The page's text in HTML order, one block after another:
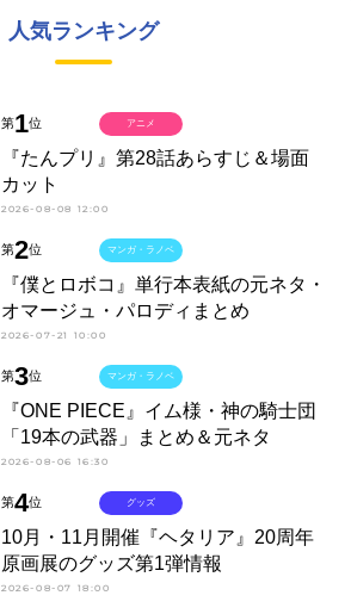
人気ランキング
第1位
『たんプリ』第28話あらすじ＆場面
カット
2026-08-08 12:00
アニメ
第2位
『僕とロボコ』単行本表紙の元ネタ・
オマージュ・パロディまとめ
2026-07-21 10:00
マンガ・ラノベ
第3位
『ONE PIECE』イム様・神の騎士団
「19本の武器」まとめ＆元ネタ
2026-08-06 16:30
マンガ・ラノベ
第4位
10月・11月開催『ヘタリア』20周年
原画展のグッズ第1弾情報
2026-08-07 18:00
グッズ